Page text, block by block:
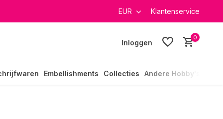
EUR Klantenservice
Inloggen
0
Embellishments Collecties Andere Hobby's